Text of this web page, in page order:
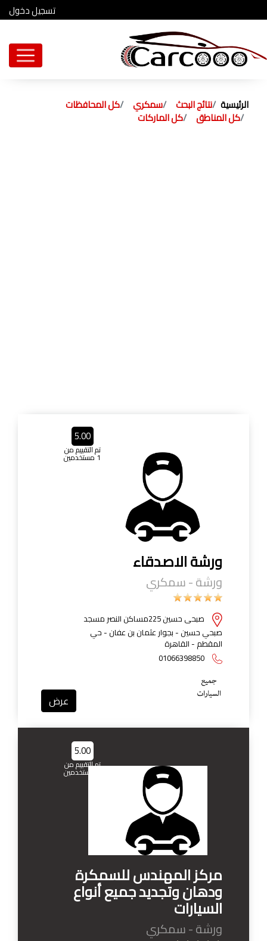
تسجيل دخول
الرئيسية نتائج البحث سمكري كل المحافظات
كل المناطق كل الماركات
ورشة الاصدقاء
ورشة - سمكري
صبحى حسين 225مساكن النصر مسجد
صبحي حسين - بجوار عثمان بن عفان - حي
المقطم - القاهرة
01066398850
عرض
5.00
تم التقييم من
1 مستخدمين
مركز المهندس للسمكرة
ودهان وتجديد جميع أنواع
السيارات
ورشة - سمكري
5.00
تم التقييم من